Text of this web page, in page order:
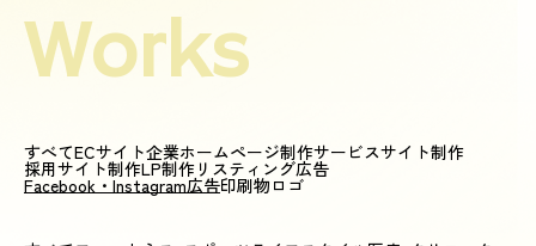
Works
すべてECサイト企業ホームページ制作サービスサイト制作
採用サイト制作LP制作 リスティング広告
Facebook・Instagram広告印刷物ロゴ